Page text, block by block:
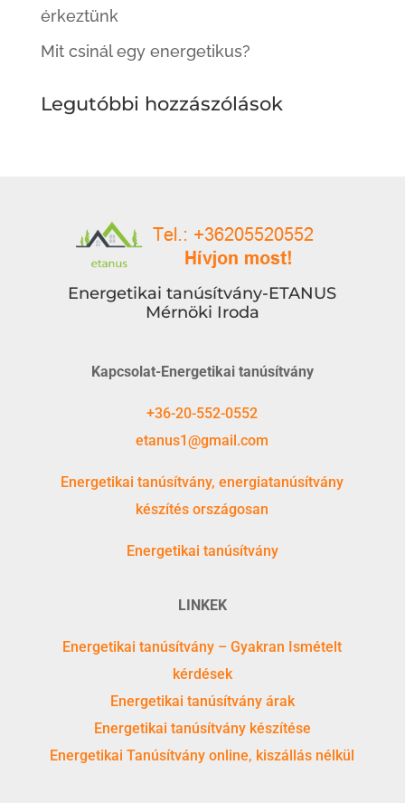
érkeztünk
Mit csinál egy energetikus?
Legutóbbi hozzászólások
Energetikai tanúsítvány-ETANUS
Mérnöki Iroda
Kapcsolat-Energetikai tanúsítvány
+36-20-552-0552
etanus1@gmail.com
Energetikai tanúsítvány, energiatanúsítvány
készítés országosan
Energetikai tanúsítvány
LINKEK
Energetikai tanúsítvány – Gyakran Ismételt
kérdések
Energetikai tanúsítvány árak
Energetikai tanúsítvány készítése
Energetikai Tanúsítvány online, kiszállás nélkül